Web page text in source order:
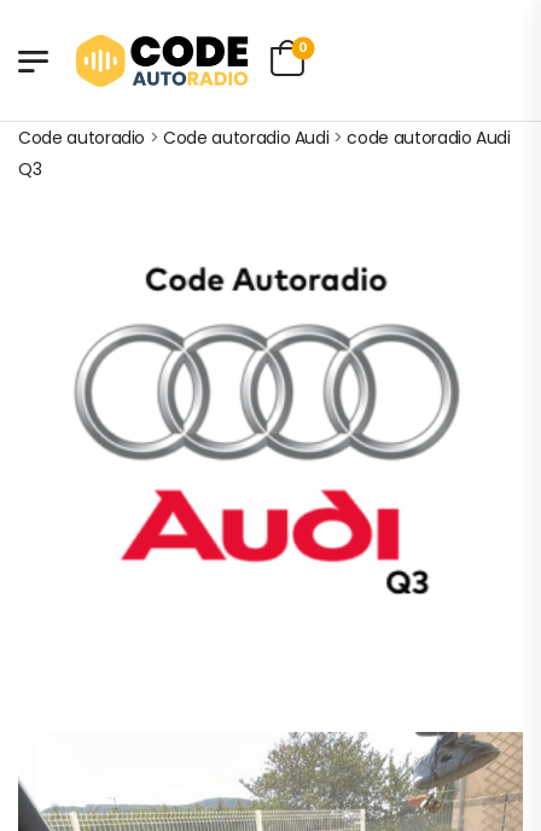
0
Code autoradio >Code autoradio Audi >code autoradio Audi
Q3